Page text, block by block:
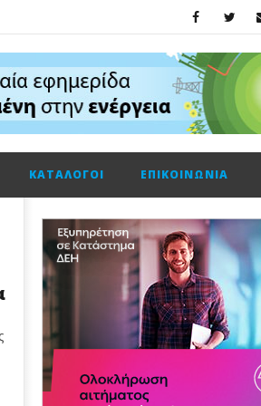
ΚΑΤΆΛΟΓΟΙ ΕΠΙΚΟΙΝΩΝΊΑ